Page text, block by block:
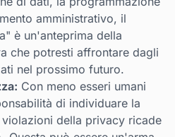
amministrativo, il
è un'anteprima della
che potresti affrontare dagli
nel prossimo futuro.
Con meno esseri umani
di individuare la
della privacy ricade